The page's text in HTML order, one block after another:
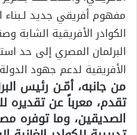
مفهوم أفريقي جديد
الكوادر الأفريقية الشابة
البرلمان المصري إلى حد
الأفريقية لدعم جهود
من جانبه، أمّـن رئيس
تقدم، معرباً عن تقديره
الصديقين، وما توفره